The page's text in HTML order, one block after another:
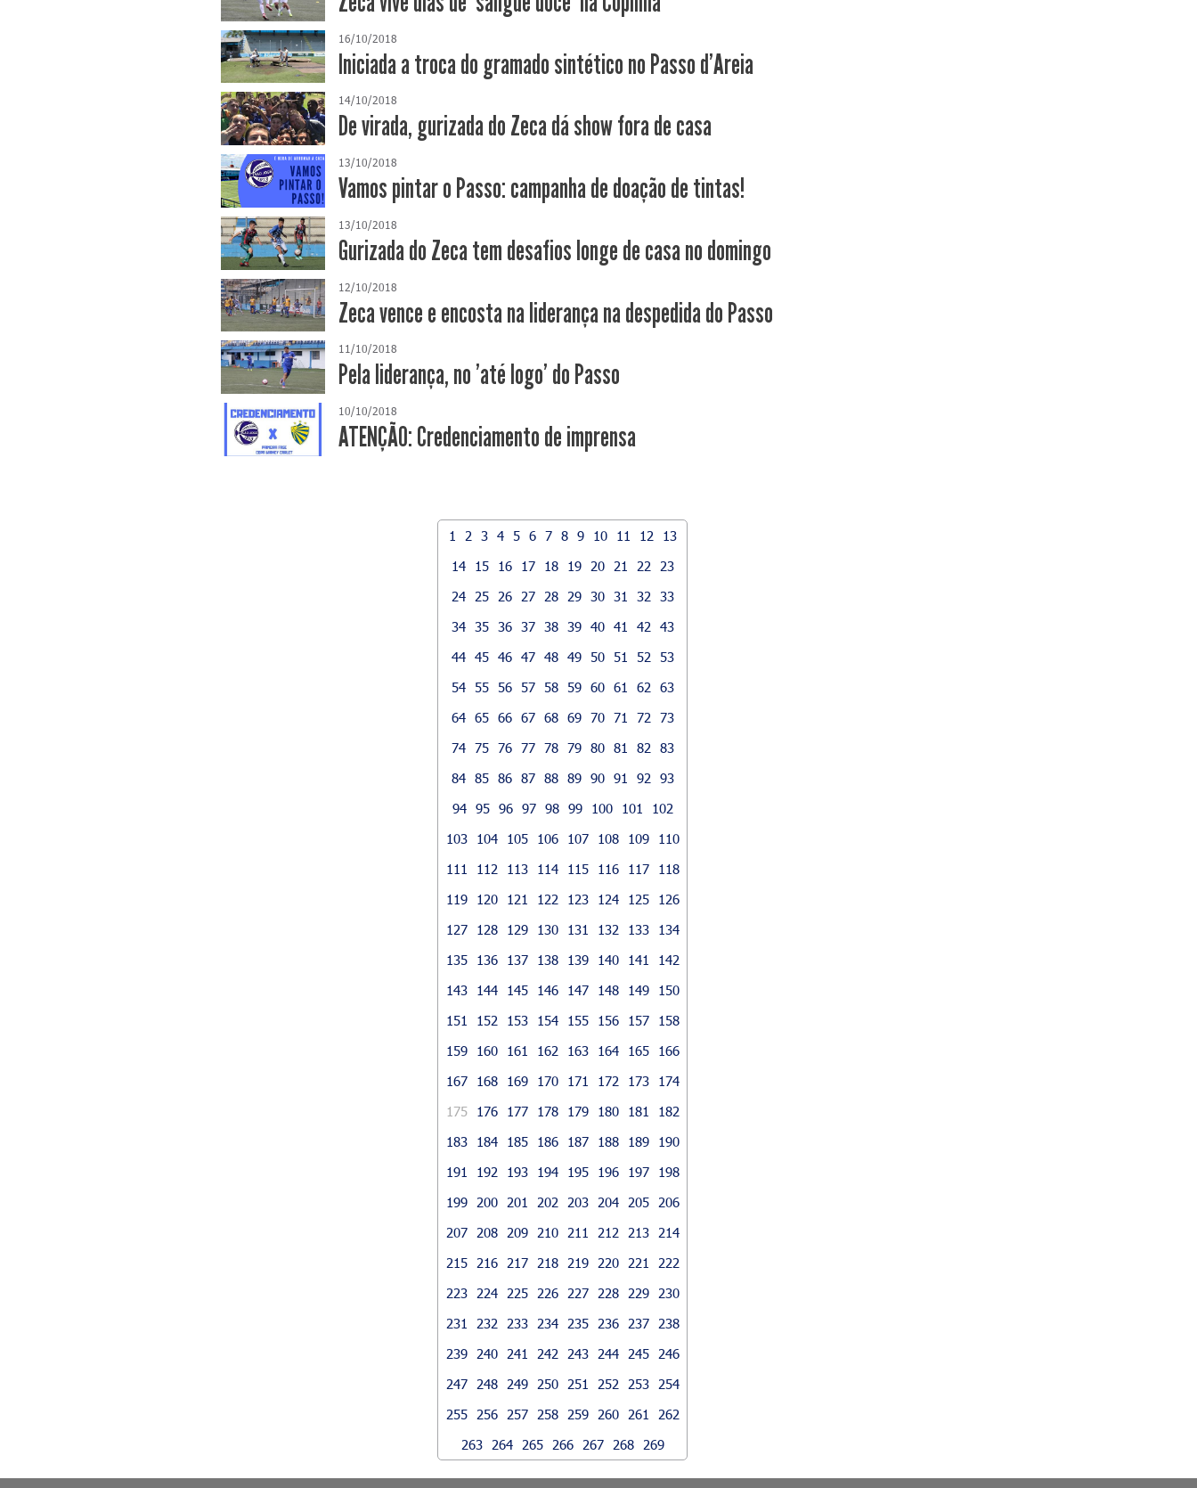
16/10/2018
Iniciada a troca do gramado sintético no Passo d'Areia
14/10/2018
De virada, gurizada do Zeca dá show fora de casa
13/10/2018
Vamos pintar o Passo: campanha de doação de tintas!
13/10/2018
Gurizada do Zeca tem desafios longe de casa no domingo
12/10/2018
Zeca vence e encosta na liderança na despedida do Passo
11/10/2018
Pela liderança, no 'até logo' do Passo
10/10/2018
ATENÇÃO: Credenciamento de imprensa
1 2 3 4 5 6 7 8 9 10 11 12
13
14
15 16 17 18 19 20 21 22
23
24
25 26 27 28 29 30 31 32
33
34 35 36 37 38 39 40 41 42
43
44 45 46 47 48 49 50 51 52
53
54 55 56 57 58 59 60 61 62
63
64 65 66 67 68 69 70 71 72
73
74 75 76 77 78 79 80 81 82
83
84 85 86 87 88 89 90 91 92
93
94 95 96 97 98 99 100 101
102
103
104 105 106 107 108 109
110
111
112 113 114 115 116 117
118
119
120 121 122 123 124 125
126
127
128 129 130 131 132 133
134
135
136 137 138 139 140 141
142
143
144 145 146 147 148 149
150
151
152 153 154 155 156 157
158
159
160 161 162 163 164 165
166
167
168 169 170 171 172 173
174
175
176 177 178 179 180 181
182
183
184 185 186 187 188 189
190
191
192 193 194 195 196 197
198
199
200 201 202 203 204 205
206
207
208 209 210 211 212 213
214
215
216 217 218 219 220 221
222
223
224 225 226 227 228 229
230
231
232 233 234 235 236 237
238
239
240 241 242 243 244 245
246
247
248 249 250 251 252 253
254
255
256 257 258 259 260 261
262
263
264 265 266 267 268 269